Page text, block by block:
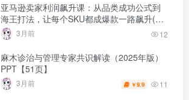
亚马逊卖家利润飙升课：从品类成功公式到
海王打法，让每个SKU都成爆款一路飙升(最
新更新）
3月前 12
麻木诊治与管理专家共识解读（2025年版）
PPT【51页】
3月前 ￥9.9 11